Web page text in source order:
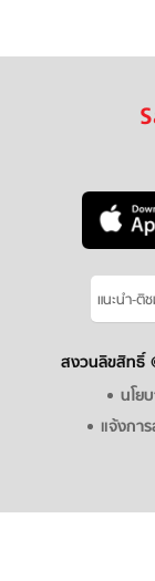
แนะนำ-ติ
สงวนลิขสิทธิ์
นโย
แจ้งกา